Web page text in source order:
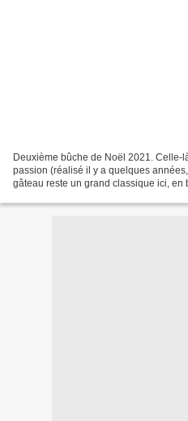
Deuxième bûche de Noël 2021. Celle-
passion (réalisé il y a quelques
gâteau reste un grand classique ici, en